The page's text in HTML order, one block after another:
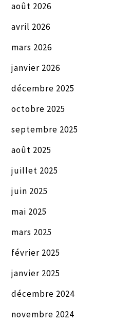
août 2026
avril 2026
mars 2026
janvier 2026
décembre 2025
octobre 2025
septembre 2025
août 2025
juillet 2025
juin 2025
mai 2025
mars 2025
février 2025
janvier 2025
décembre 2024
novembre 2024